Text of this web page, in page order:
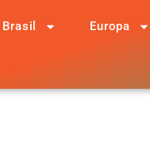
Brasil Europa